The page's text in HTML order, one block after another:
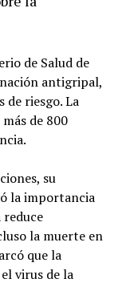
de Salud de
antigripal,
de riesgo. La
de 800
su
la importancia
reduce
la muerte en
que la
virus de la